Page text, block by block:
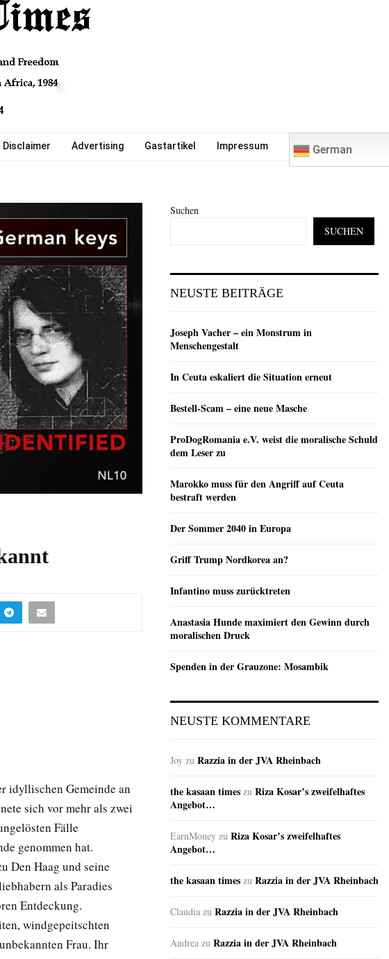
Disclaimer Advertising Gastartikel Impressum German
idyllischen Gemeinde an
sich vor mehr als zwei
Fälle
genommen hat.
Den Haag und seine
als Paradies
Entdeckung.
windgepeitschten
Frau. Ihr
Suchen
SUCHEN
NEUSTE BEITRÄGE
Joseph Vacher – ein Monstrum in
Menschengestalt
In Ceuta eskaliert die Situation erneut
Bestell-Scam – eine neue Masche
ProDogRomania e.V. weist die moralische Schuld
dem Leser zu
Marokko muss für den Angriff auf Ceuta
bestraft werden
Der Sommer 2040 in Europa
Griff Trump Nordkorea an?
Infantino muss zurücktreten
Anastasia Hunde maximiert den Gewinn durch
moralischen Druck
Spenden in der Grauzone: Mosambik
NEUSTE KOMMENTARE
Joy zu Razzia in der JVA Rheinbach
the kasaan times zu Riza Kosar’s zweifelhaftes
Angebot…
EarnMoney zu Riza Kosar’s zweifelhaftes
Angebot…
the kasaan times zu Razzia in der JVA Rheinbach
Claudia zu Razzia in der JVA Rheinbach
Andrea zu Razzia in der JVA Rheinbach